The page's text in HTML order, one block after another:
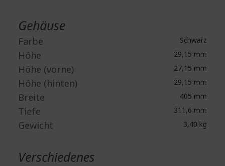
Gehäuse
Farbe Schwarz
Höhe 29,15 mm
Höhe (vorne) 27,15 mm
Höhe (hinten) 29,15 mm
Breite 405 mm
Tiefe 311,6 mm
Gewicht 3,40 kg
Verschiedenes